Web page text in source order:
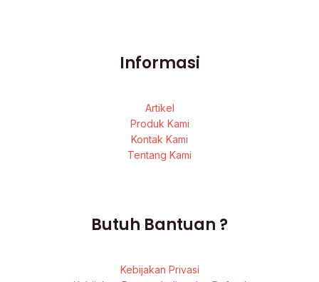
Informasi
Artikel
Produk Kami
Kontak Kami
Tentang Kami
Butuh Bantuan ?
Kebijakan Privasi